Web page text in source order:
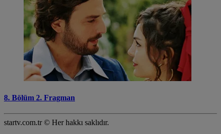
8. Bölüm 2. Fragman
startv.com.tr © Her hakkı saklıdır.